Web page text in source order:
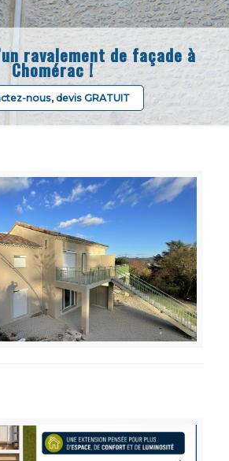
ravalement de façade à
Chomérac !
nous, devis GRATUIT